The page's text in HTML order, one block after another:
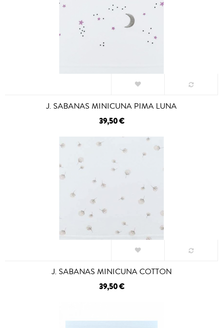
J. SABANAS MINICUNA PIMA LUNA
39,50 €
J. SABANAS MINICUNA COTTON
39,50 €